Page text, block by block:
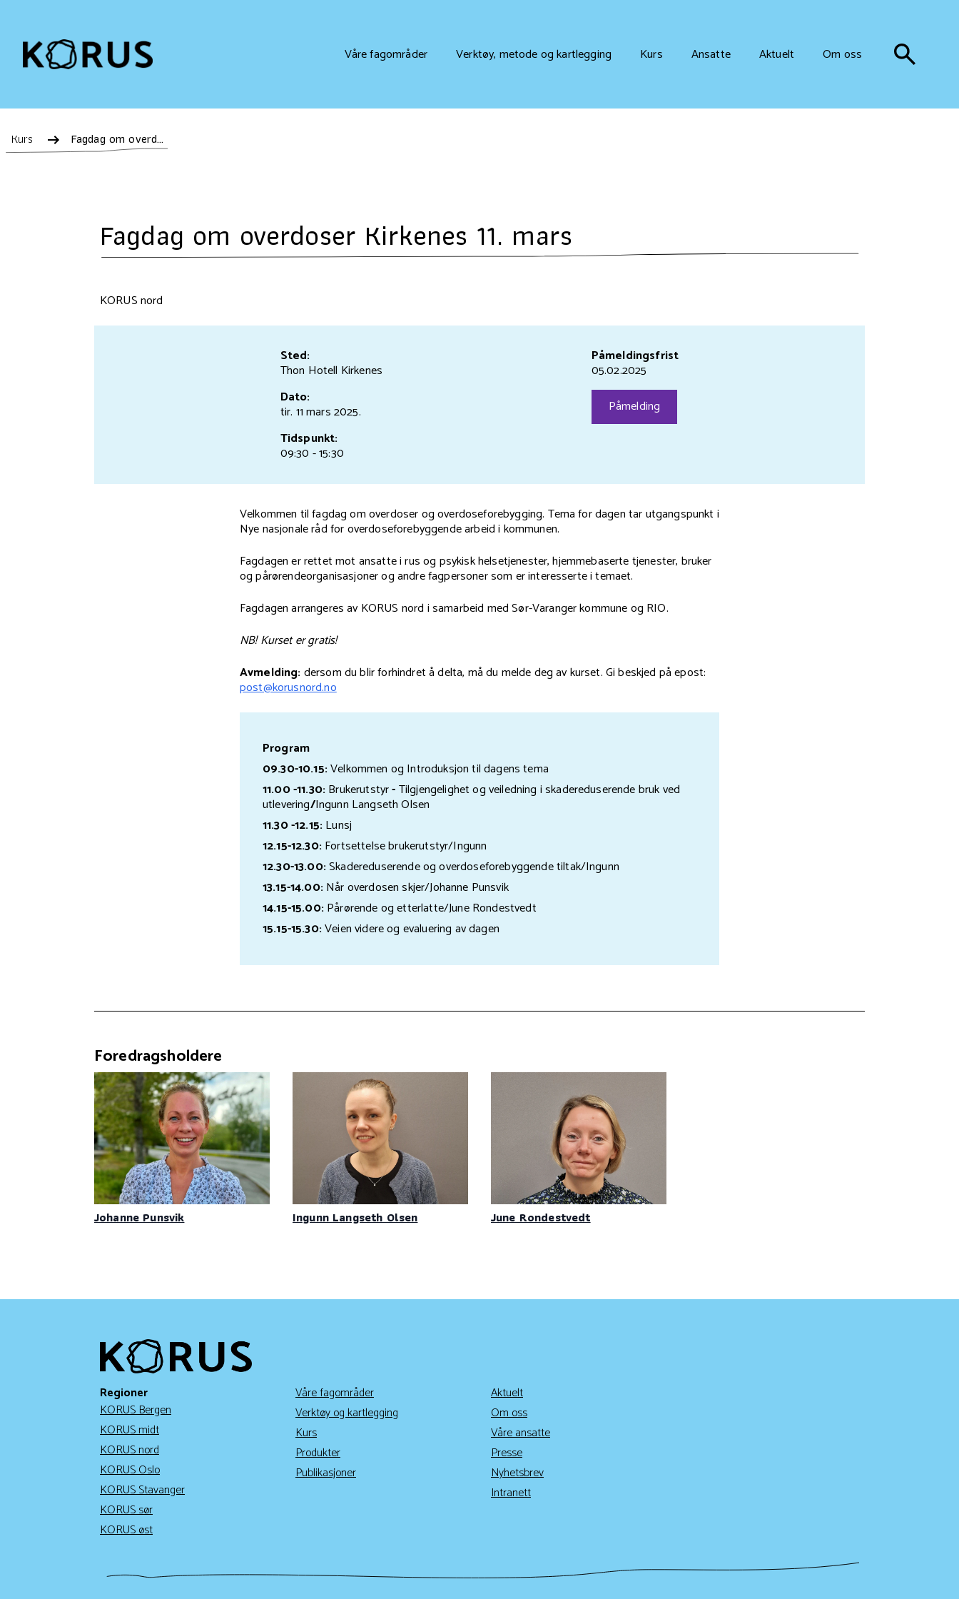
Våre fagområder Verktøy, metode og kartlegging Kurs Ansatte Aktuelt Om oss
Kurs Fagdag om overdoser Kirkenes 11. mars
Fagdag om overdoser Kirkenes 11. mars
KORUS nord
Sted:
Thon Hotell Kirkenes
Dato:
tir. 11 mars2025.
Tidspunkt:
09:30 - 15:30
Påmeldingsfrist
05.02.2025
Påmelding
Velkommen til fagdag om overdoser og overdoseforebygging. Tema for dagen tar utgangspunkt i
Nye nasjonale råd for overdoseforebyggende arbeid i kommunen.
Fagdagen er rettet mot ansatte i rus og psykisk helsetjenester, hjemmebaserte tjenester, bruker
og pårørendeorganisasjoner og andre fagpersoner som er interesserte i temaet.
Fagdagen arrangeres av KORUS nord i samarbeid med Sør-Varanger kommune og RIO.
NB! Kurset er gratis!
Avmelding: dersom du blir forhindret å delta, må du melde deg av kurset. Gi beskjed på epost:
post@korusnord.no
Program
09.30-10.15:Velkommen og Introduksjon til dagens tema
11.00 -11.30: Brukerutstyr-Tilgjengelighet og veiledning i skadereduserende bruk ved
utlevering/Ingunn Langseth Olsen
11.30 -12.15: Lunsj
12.15-12.30: Fortsettelse brukerutstyr/Ingunn
12.30-13.00:Skadereduserende og overdoseforebyggende tiltak/Ingunn
13.15-14.00: Når overdosen skjer/Johanne Punsvik
14.15-15.00: Pårørende og etterlatte/June Rondestvedt
15.15-15.30:Veien videre og evaluering av dagen
Foredragsholdere
Johanne Punsvik Ingunn Langseth Olsen June Rondestvedt
Regioner
KORUS Bergen
KORUS midt
KORUS nord
KORUS Oslo
KORUS Stavanger
KORUS sør
KORUS øst
Våre fagområder
Verktøy og kartlegging
Kurs
Produkter
Publikasjoner
Aktuelt
Om oss
Våre ansatte
Presse
Nyhetsbrev
Intranett